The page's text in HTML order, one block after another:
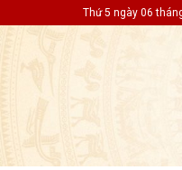
Thứ 5 ngày 06